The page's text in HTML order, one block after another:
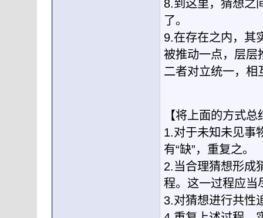
8.到这里，猜想之
了。
9.在存在之内，其
被推动一点，层层
二者对立统一，相
【将上面的方式
1.对于未知未见事
有“缺”，重复之。
2.当合理猜想形成
程。这一过程应当
3.对猜想进行共性